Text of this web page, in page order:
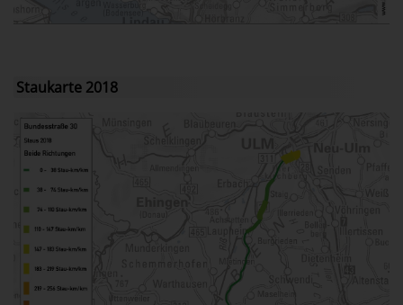
Staukarte 2018